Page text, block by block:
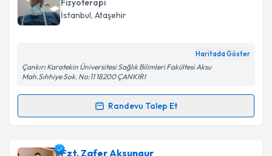
takvim hazırlandığında e-posta ile bilgilendireceğiz.
Kişisel verilerimin işlenmesine ilişkinAydınlatma
'ni okudum ve kişisel verilerimin belirtilen
kapsamda işlenmesini kabul ediyorum.
Fizyoterapi
İstanbul, Ataşehir
Haritada Göster
Çankırı Karatekin Üniversitesi Sağlık Bilimleri Fakültesi Aksu
Mah.Sıhhiye Sok. No:11 18200 ÇANKIRI
Randevu Talep Et
Randevu Takvimi Talebi
Fzt. Furkan Özdemiriçin randevu takvimi talebi
Fzt. Zafer Aksungur